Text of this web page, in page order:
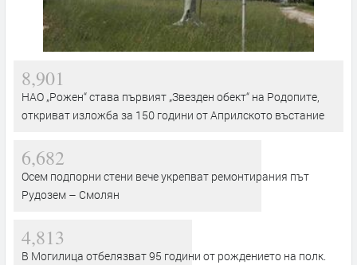
8,901
НАО „Рожен“ става първият „Звезден обект“ на Родопите,
откриват изложба за 150 години от Априлското въстание
6,682
Осем подпорни стени вече укрепват ремонтирания път
Рудозем – Смолян
4,813
В Могилица отбелязват 95 години от рождението на полк.